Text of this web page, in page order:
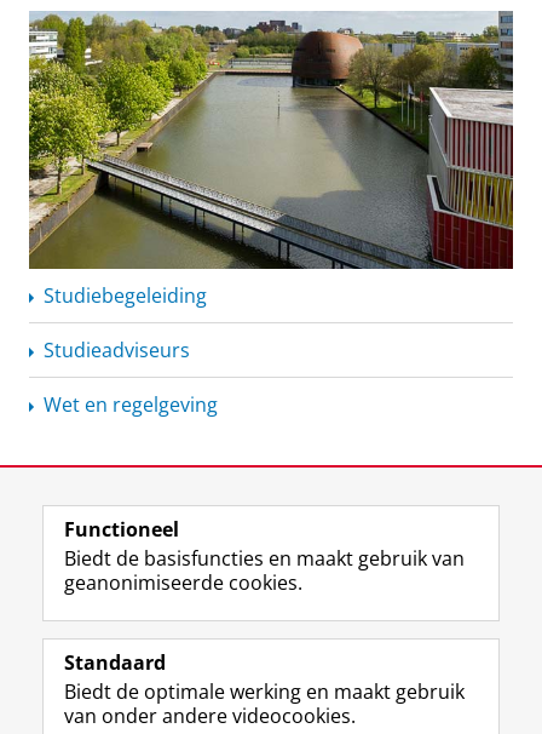
Studiebegeleiding
Studieadviseurs
Wet en regelgeving
Volg de RUG
F
a
e
b
L
i
k
e
R
S
-
f
I
n
t
Y
o
T
Studiekiezers
Functioneel
Biedt de basisfuncties en maakt gebruik van
geanonimiseerde cookies.
Standaard
Biedt de optimale werking en maakt gebruik
van onder andere videocookies.